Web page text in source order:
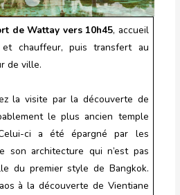
de Wattay vers 10h45, accueil
chauffeur, puis transfert au
de ville.
la visite par la découverte de
le plus ancien temple
ci a été épargné par les
son architecture qui n’est pas
du premier style de Bangkok.
à la découverte de Vientiane